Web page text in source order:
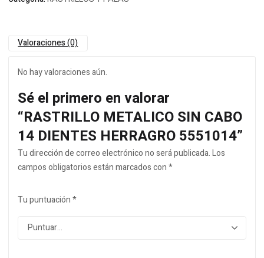
Valoraciones (0)
No hay valoraciones aún.
Sé el primero en valorar
“RASTRILLO METALICO SIN CABO
14 DIENTES HERRAGRO 5551014”
Tu dirección de correo electrónico no será publicada.Los
campos obligatorios están marcados con*
Tu puntuación*